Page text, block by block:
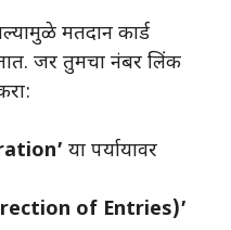
मतदान कार्ड
जर तुमचा नंबर लिंक
या पर्यायावर
of Entries)’